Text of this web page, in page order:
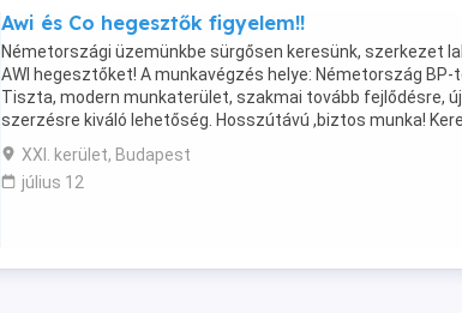
Awi és Co hegesztők figyelem!!
Németországi üzemünkbe sürgősen keresünk, szerkezet
AWI hegesztőket! A munkavégzés helye: Németország BP-
Tiszta, modern munkaterület, szakmai tovább fejlődésre,
szerzésre kiváló lehetőség. Hosszútávú ,biztos munka!
lehetőség: 3000-3500 euró ! Jelentkezni: ...
XXI. kerület, Budapest
július 12